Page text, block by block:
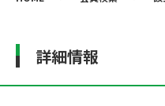
詳細情報